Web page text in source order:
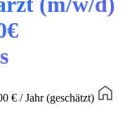
€ / Jahr (geschätzt)